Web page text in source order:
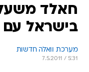
חאלד
בישראל
מערכת וואלה חדשות
7.5.2011 / 5:31